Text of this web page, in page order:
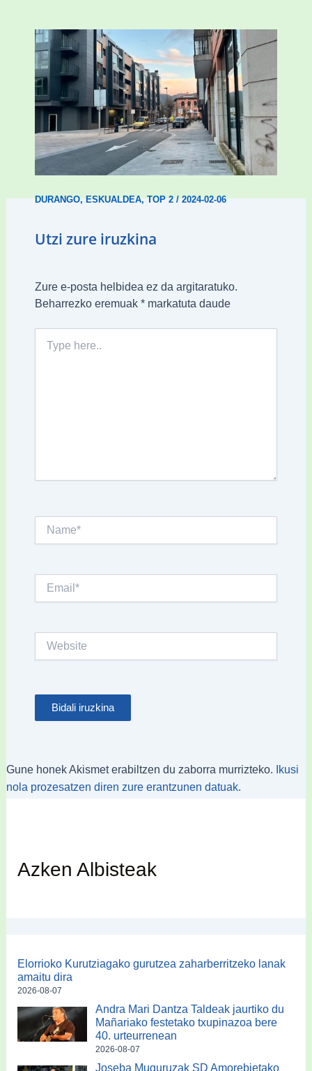
Udal etxebizitza tasatuei buruzko lehen
ordenantza izango du Durangok
DURANGO,ESKUALDEA,TOP 2/2024-02-06
Utzi zure iruzkina
Zure e-posta helbidea ez da argitaratuko.
Beharrezko eremuak *markatuta daude
here..
Gune honek Akismet erabiltzen du zaborra murrizteko.
Ikusi
nola prozesatzen diren zure erantzunen datuak.
Azken Albisteak
Elorrioko Kurutziagako gurutzea zaharberritzeko lanak
amaitu dira
2026-08-07
Andra Mari Dantza Taldeak jaurtiko du
Mañariako festetako txupinazoa bere
40. urteurrenean
2026-08-07
Joseba Muguruzak SD Amorebietako